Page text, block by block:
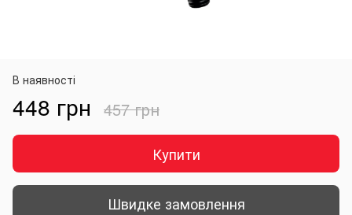
В наявності
448 грн 457 грн
Купити
Швидке замовлення